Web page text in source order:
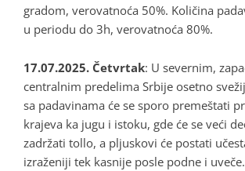
gradom, verovatnoća 50%. Količina
u periodu do 3h, verovatnoća 80%.
17.07.2025. Četvrtak: U severnim,
centralnim predelima Srbije osetno
sa padavinama će se sporo premeštati
krajeva ka jugu i istoku, gde će se veći
zadržati tollo, a pljuskovi će postati
izraženiji tek kasnije posle podne i